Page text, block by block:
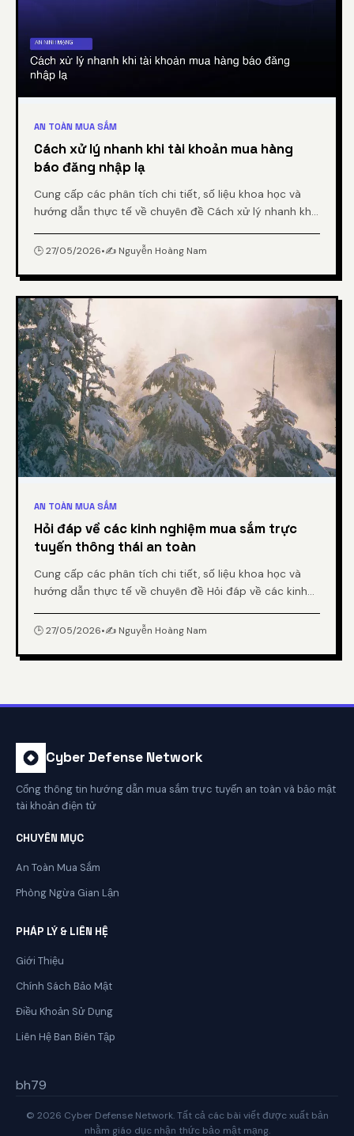
AN TOÀN MUA SẮM
Cách xử lý nhanh khi tài khoản mua hàng
báo đăng nhập lạ
Cung cấp các phân tích chi tiết, số liệu khoa học và
hướng dẫn thực tế về chuyên đề Cách xử lý nhanh khi
🕒 27/05/2026•✍️ Nguyễn Hoàng Nam
AN TOÀN MUA SẮM
Hỏi đáp về các kinh nghiệm mua sắm trực
tuyến thông thái an toàn
Cung cấp các phân tích chi tiết, số liệu khoa học và
hướng dẫn thực tế về chuyên đề Hỏi đáp về các kinh
chuyên gia.
🕒 27/05/2026•✍️ Nguyễn Hoàng Nam
Cyber Defense Network
Cổng thông tin hướng dẫn mua sắm trực tuyến an toàn và bảo mật
tài khoản điện tử
CHUYÊN MỤC
An Toàn Mua Sắm
Phòng Ngừa Gian Lận
PHÁP LÝ & LIÊN HỆ
Giới Thiệu
Chính Sách Bảo Mật
Điều Khoản Sử Dụng
Liên Hệ Ban Biên Tập
bh79
© 2026 Cyber Defense Network. Tất cả các bài viết được xuất bản
nhằm giáo dục nhận thức bảo mật mạng.